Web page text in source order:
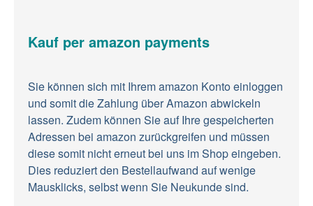
Kauf per amazon payments
Sie können sich mit Ihrem amazon Konto einloggen
und somit die Zahlung über Amazon abwickeln
lassen. Zudem können Sie auf Ihre gespeicherten
Adressen bei amazon zurückgreifen und müssen
diese somit nicht erneut bei uns im Shop eingeben.
Dies reduziert den Bestellaufwand auf wenige
Mausklicks, selbst wenn Sie Neukunde sind.